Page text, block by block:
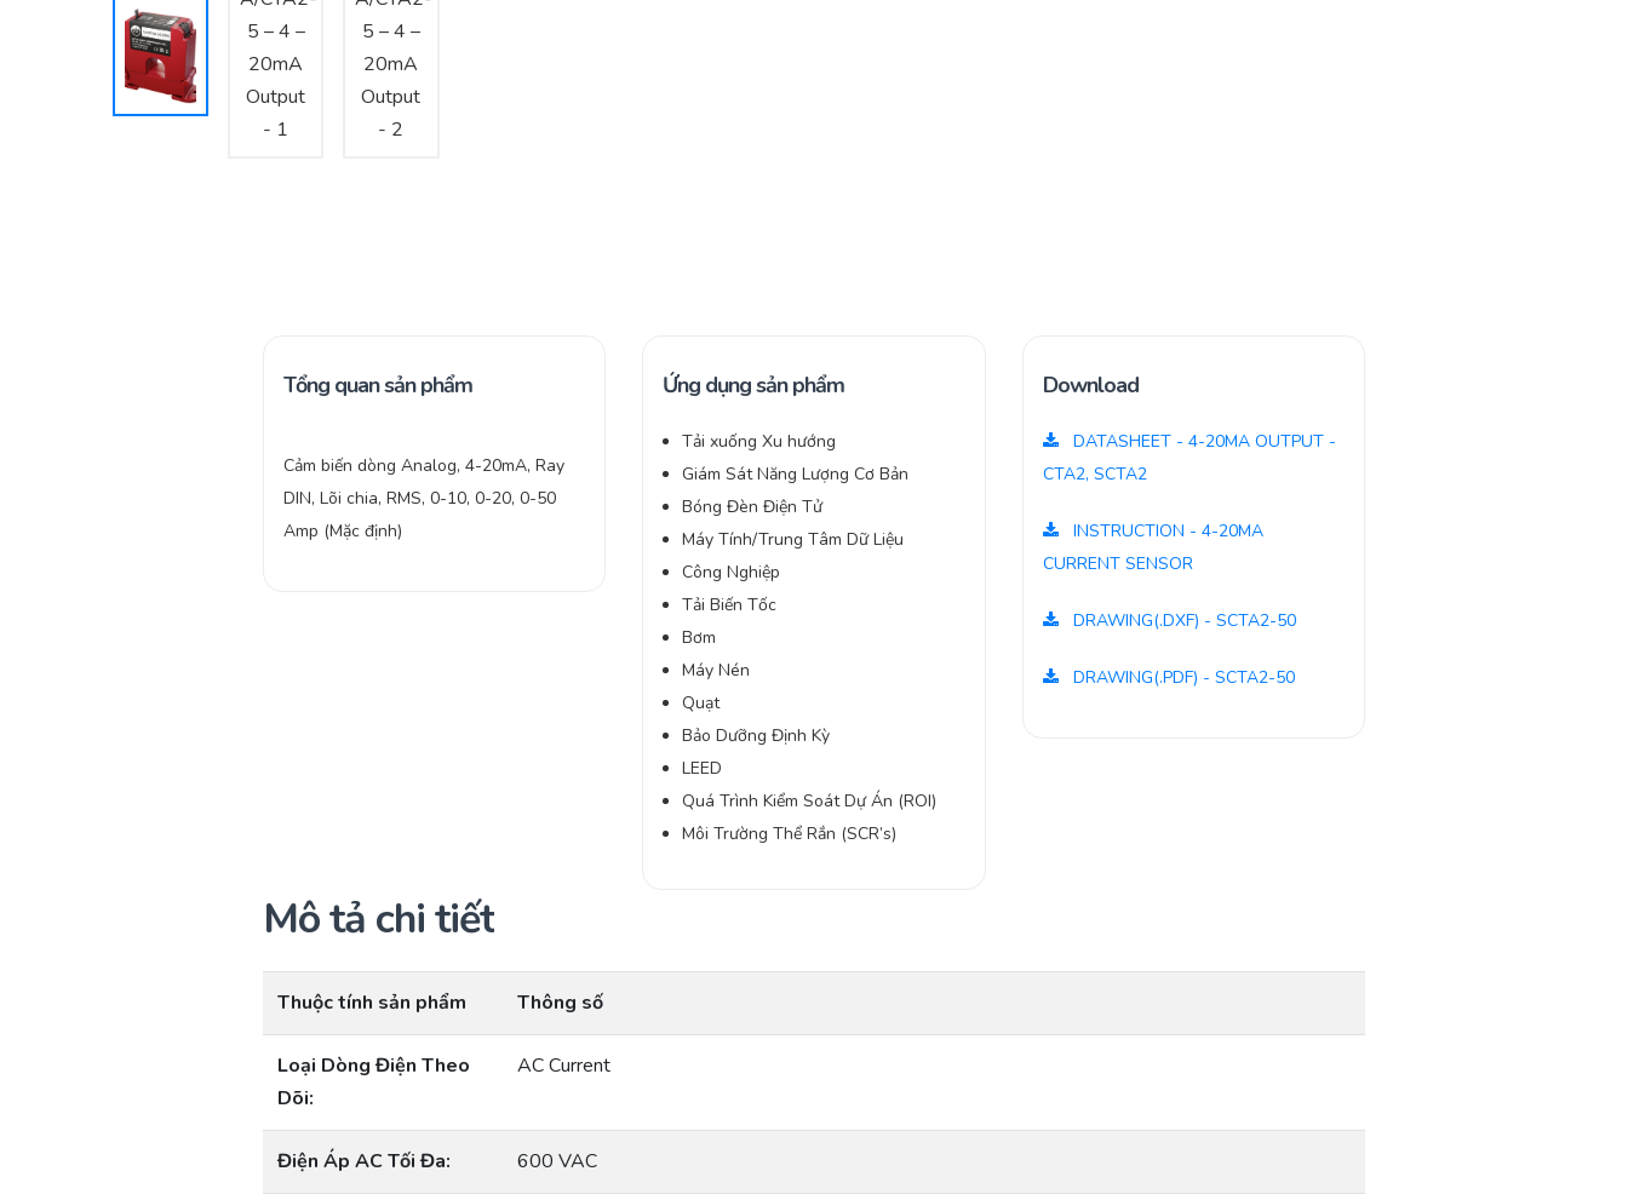
Tổng quan sản phẩm
Cảm biến dòng Analog, 4-20mA, Ray
DIN, Lõi chia, RMS, 0-10, 0-20, 0-50
Amp (Mặc định)
Ứng dụng sản phẩm
Tải xuống Xu hướng
Giám Sát Năng Lượng Cơ Bản
Bóng Đèn Điện Tử
Máy Tính/Trung Tâm Dữ Liệu
Công Nghiệp
Tải Biến Tốc
Bơm
Máy Nén
Quạt
Bảo Dưỡng Định Kỳ
LEED
Quá Trình Kiểm Soát Dự Án (ROI)
Môi Trường Thể Rắn (SCR’s)
Download
DATASHEET - 4-20MA OUTPUT -
CTA2, SCTA2
INSTRUCTION - 4-20MA
CURRENT SENSOR
DRAWING(.DXF) - SCTA2-50
DRAWING(.PDF) - SCTA2-50
Mô tả chi tiết
Thuộc tính sản phẩm Thông số
Loại Dòng Điện Theo
Dõi:
AC Current
Điện Áp AC Tối Đa: 600 VAC